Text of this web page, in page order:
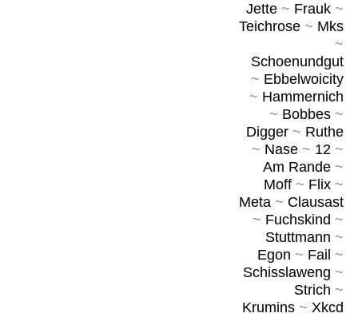
Jette~ Frauk~
Teichrose~ Mks
~
Schoenundgut
~ Ebbelwoicity
~ Hammernich
~ Bobbes~
Digger~ Ruthe
~ Nase~ 12~
Am Rande~
Moff~ Flix~
Meta~ Clausast
~ Fuchskind ~
Stuttmann ~
Egon ~ Fail ~
Schisslaweng ~
Strich ~
Krumins~ Xkcd